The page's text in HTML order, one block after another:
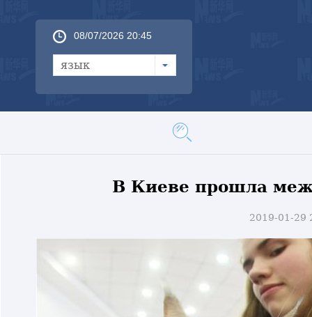
08/07/2026 20:45
язык
В Киеве прошла
2019-01-29